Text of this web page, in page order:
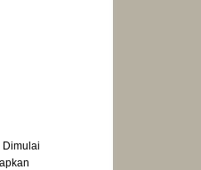
Dimulai